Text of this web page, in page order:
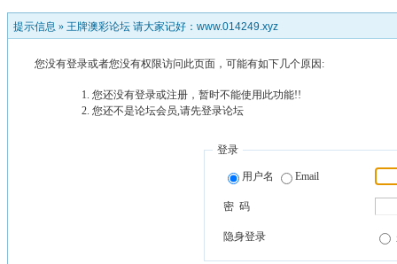
提示信息 » 王牌澳彩论坛 请大家记好：www.014249.xyz
您没有登录或者您没有权限访问此页面，可能有如下几个原因:
您还没有登录或注册，暂时不能使用此功能!!
您还不是论坛会员,请先登录论坛
登录
用户名 Email
密 码
隐身登录